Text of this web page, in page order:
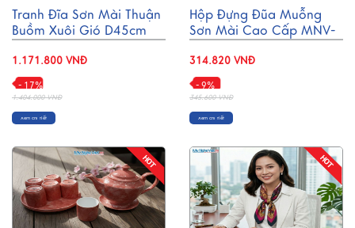
Tranh Đĩa Sơn Mài Thuận
Buồm Xuôi Gió D45cm
1.171.800 VNĐ
- 17%
1.404.000 VNĐ
Xem chi tiết
Hộp Đựng Đũa Muỗng
Sơn Mài Cao Cấp MNV-
314.820 VNĐ
- 9%
345.600 VNĐ
Xem chi tiết